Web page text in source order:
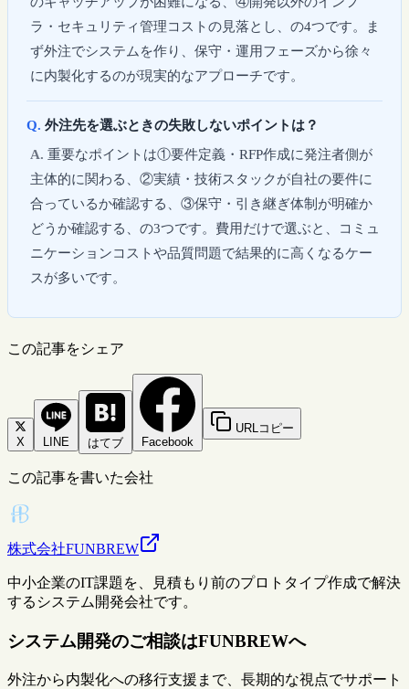
ラ・セキュリティ管理コストの見落とし、の4つです。ま
ず外注でシステムを作り、保守・運用フェーズから徐々
に内製化するのが現実的なアプローチです。
外注先を選ぶときの失敗しないポイントは？
重要なポイントは①要件定義・RFP作成に発注者側が
主体的に関わる、②実績・技術スタックが自社の要件に
合っているか確認する、③保守・引き継ぎ体制が明確か
どうか確認する、の3つです。費用だけで選ぶと、コミュ
ニケーションコストや品質問題で結果的に高くなるケー
スが多いです。
この記事をシェア
X LINE はてブ Facebook
URLコピー
この記事を書いた会社
株式会社FUNBREW
中小企業のIT課題を、見積もり前のプロトタイプ作成で解決
するシステム開発会社です。
システム開発のご相談はFUNBREWへ
外注から内製化への移行支援まで、長期的な視点でサポート